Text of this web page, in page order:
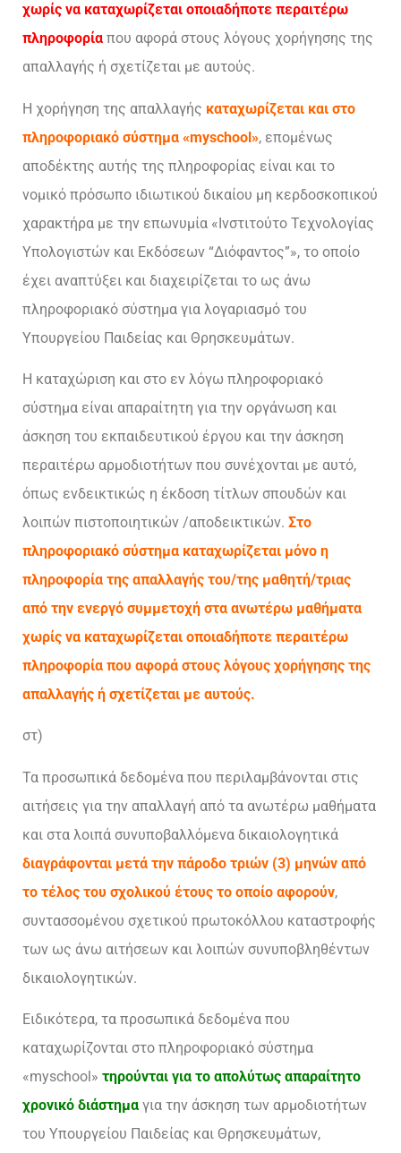
χωρίς να καταχωρίζεται οποιαδήποτε περαιτέρω
πληροφορία που αφορά στους λόγους χορήγησης της
απαλλαγής ή σχετίζεται με αυτούς.
Η χορήγηση της απαλλαγής καταχωρίζεται και στο
πληροφοριακό σύστημα «myschool», επομένως
αποδέκτης αυτής της πληροφορίας είναι και το
νομικό πρόσωπο ιδιωτικού δικαίου μη κερδοσκοπικού
χαρακτήρα με την επωνυμία «Ινστιτούτο Τεχνολογίας
Υπολογιστών και Εκδόσεων “Διόφαντος”», το οποίο
έχει αναπτύξει και διαχειρίζεται το ως άνω
πληροφοριακό σύστημα για λογαριασμό του
Υπουργείου Παιδείας και Θρησκευμάτων.
Η καταχώριση και στο εν λόγω πληροφοριακό
σύστημα είναι απαραίτητη για την οργάνωση και
άσκηση του εκπαιδευτικού έργου και την άσκηση
περαιτέρω αρμοδιοτήτων που συνέχονται με αυτό,
όπως ενδεικτικώς η έκδοση τίτλων σπουδών και
λοιπών πιστοποιητικών /αποδεικτικών. Στο
πληροφοριακό σύστημα καταχωρίζεται μόνο η
πληροφορία της απαλλαγής του/της μαθητή/τριας
από την ενεργό συμμετοχή στα ανωτέρω μαθήματα
χωρίς να καταχωρίζεται οποιαδήποτε περαιτέρω
πληροφορία που αφορά στους λόγους χορήγησης της
απαλλαγής ή σχετίζεται με αυτούς.
στ)
Τα προσωπικά δεδομένα που περιλαμβάνονται στις
αιτήσεις για την απαλλαγή από τα ανωτέρω μαθήματα
και στα λοιπά συνυποβαλλόμενα δικαιολογητικά
διαγράφονται μετά την πάροδο τριών (3) μηνών από
το τέλος του σχολικού έτους το οποίο αφορούν,
συντασσομένου σχετικού πρωτοκόλλου καταστροφής
των ως άνω αιτήσεων και λοιπών συνυποβληθέντων
δικαιολογητικών.
Ειδικότερα, τα προσωπικά δεδομένα που
καταχωρίζονται στο πληροφοριακό σύστημα
«myschool» τηρούνται για το απολύτως απαραίτητο
χρονικό διάστημα για την άσκηση των αρμοδιοτήτων
του Υπουργείου Παιδείας και Θρησκευμάτων,